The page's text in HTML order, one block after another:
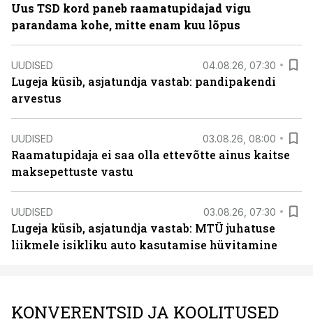
Uus TSD kord paneb raamatupidajad vigu
parandama kohe, mitte enam kuu lõpus
UUDISED 04.08.26, 07:30
Lugeja küsib, asjatundja vastab: pandipakendi
arvestus
UUDISED 03.08.26, 08:00
Raamatupidaja ei saa olla ettevõtte ainus kaitse
maksepettuste vastu
UUDISED 03.08.26, 07:30
Lugeja küsib, asjatundja vastab: MTÜ juhatuse
liikmele isikliku auto kasutamise hüvitamine
KONVERENTSID JA KOOLITUSED